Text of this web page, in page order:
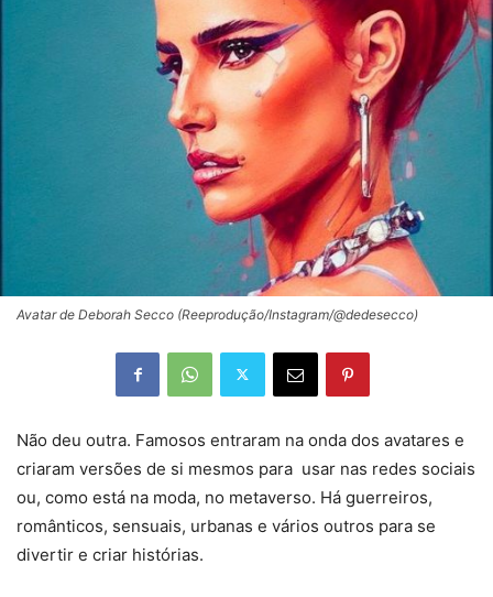
Avatar de Deborah Secco (Reeprodução/Instagram/@dedesecco)
Não deu outra. Famosos entraram na onda dos avatares e
criaram versões de si mesmos para usar nas redes sociais
ou, como está na moda, no metaverso. Há guerreiros,
românticos, sensuais, urbanas e vários outros para se
divertir e criar histórias.